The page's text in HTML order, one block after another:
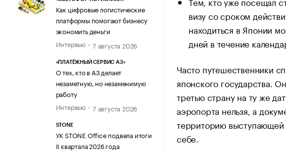
Как цифровые логистические
платформы помогают бизнесу
экономить деньги
Интервью
7 августа 2026
«ПЛАТЁЖНЫЙ СЕРВИС А3»
О тех, кто в А3 делает
незаметную, но незаменимую
работу
Интервью
7 августа 2026
STONE
УК STONE Office подвела итоги
II квартала 2026 года
визу со сроком
находиться в Японии
дней в течение
Часто путешественники
японского государства.
третью страну на ту же
аэропорта нельзя, а
территорию
себе.